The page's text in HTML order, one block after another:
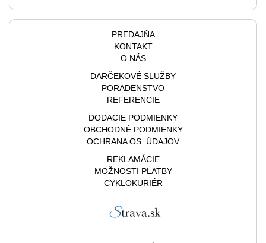
PREDAJŇA
KONTAKT
O NÁS
DARČEKOVÉ SLUŽBY
PORADENSTVO
REFERENCIE
DODACIE PODMIENKY
OBCHODNÉ PODMIENKY
OCHRANA OS. ÚDAJOV
REKLAMÁCIE
MOŽNOSTI PLATBY
CYKLOKURIÉR